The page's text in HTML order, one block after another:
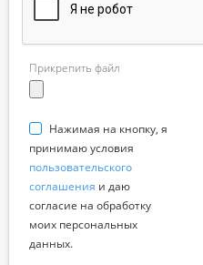
Прикрепить файл
Нажимая на кнопку, я
принимаю условия
пользовательского
соглашения и даю
согласие на обработку
моих персональных
данных.